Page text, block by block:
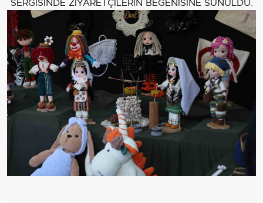
SERGİSİNDE ZİYARETÇİLERİN BEĞENİSİNE SUNULDU.